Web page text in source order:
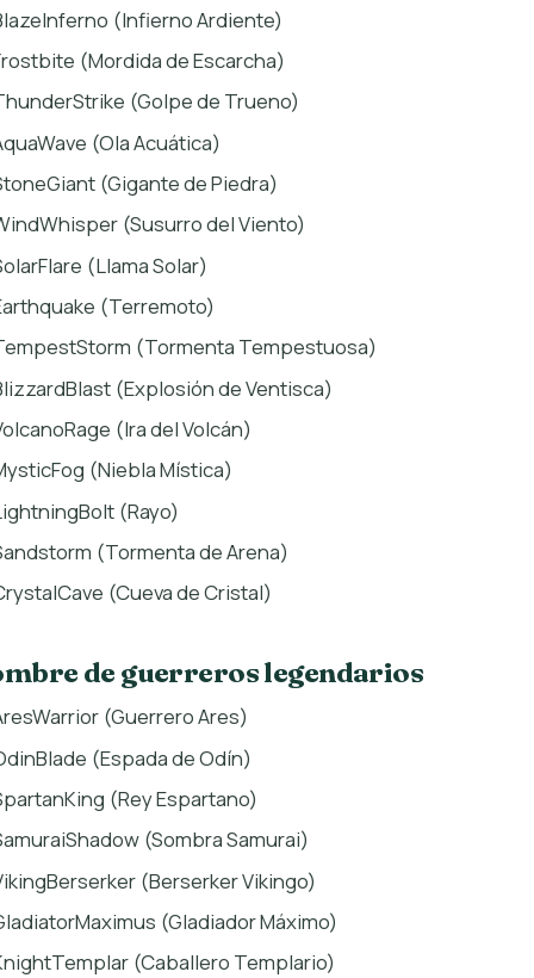
(Infierno Ardiente)
(Mordida de Escarcha)
(Golpe de Trueno)
(Ola Acuática)
(Gigante de Piedra)
(Susurro del Viento)
(Llama Solar)
(Terremoto)
(Tormenta Tempestuosa)
(Explosión de Ventisca)
(Ira del Volcán)
(Niebla Mística)
(Rayo)
(Tormenta de Arena)
(Cueva de Cristal)
de guerreros legendarios
(Guerrero Ares)
(Espada de Odín)
(Rey Espartano)
(Sombra Samurai)
(Berserker Vikingo)
(Gladiador Máximo)
(Caballero Templario)